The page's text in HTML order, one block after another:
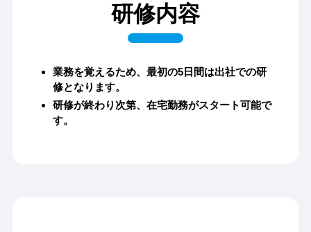
研修内容
業務を覚えるため、最初の5日間は出社での研
修となります。
研修が終わり次第、在宅勤務がスタート可能で
す。